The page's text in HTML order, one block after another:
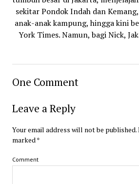
sekitar Pondok Indah dan
anak-anak kampung, hingga kini
York Times. Namun, bagi Nick,
One Comment
Leave a Reply
Your email address will not be published.
marked*
Comment